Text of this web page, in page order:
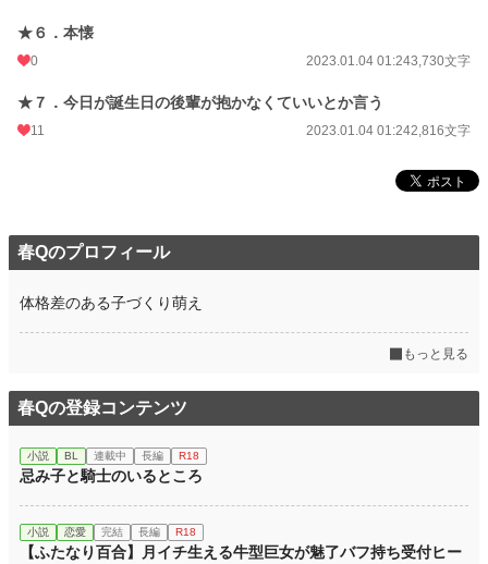
★６．本懐
0 2023.01.04 01:243,730文字
★７．今日が誕生日の後輩が抱かなくていいとか言う
11 2023.01.04 01:242,816文字
春Qのプロフィール
体格差のある子づくり萌え
もっと見る
春Qの登録コンテンツ
小説 BL 連載中 長編 R18
忌み子と騎士のいるところ
小説 恋愛 完結 長編 R18
【ふたなり百合】月イチ生える牛型巨女が魅了バフ持ち受付ヒー